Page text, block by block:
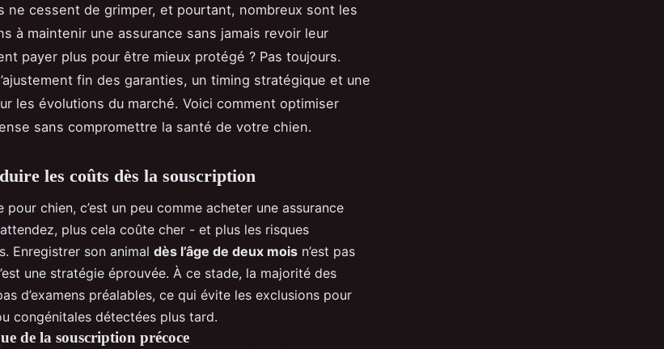
ne cessent de grimper, et pourtant, nombreux sont les
à maintenir une assurance sans jamais revoir leur
payer plus pour être mieux protégé ? Pas toujours.
fin des garanties, un timing stratégique et une
les évolutions du marché. Voici comment optimiser
sans compromettre la santé de votre chien.
les coûts dès la souscription
pour chien, c’est un peu comme acheter une assurance
plus cela coûte cher - et plus les risques
Enregistrer son animal dès l’âge de deux mois n’est pas
une stratégie éprouvée. À ce stade, la majorité des
d’examens préalables, ce qui évite les exclusions pour
congénitales détectées plus tard.
de la souscription précoce